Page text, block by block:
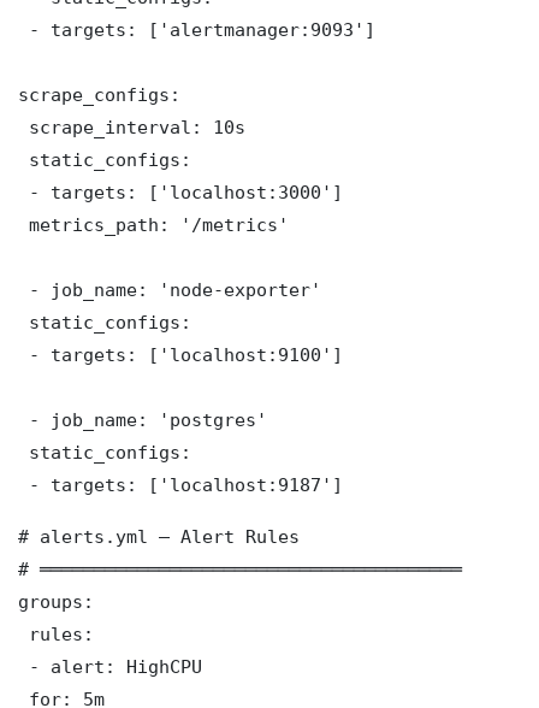
- targets: ['alertmanager:9093']
scrape_configs:
scrape_interval: 10s
static_configs:
- targets: ['localhost:3000']
metrics_path: '/metrics'
- job_name: 'node-exporter'
static_configs:
- targets: ['localhost:9100']
- job_name: 'postgres'
static_configs:
- targets: ['localhost:9187']
# alerts.yml — Alert Rules
# ═══════════════════════════════════════
groups:
rules:
- alert: HighCPU
for: 5m